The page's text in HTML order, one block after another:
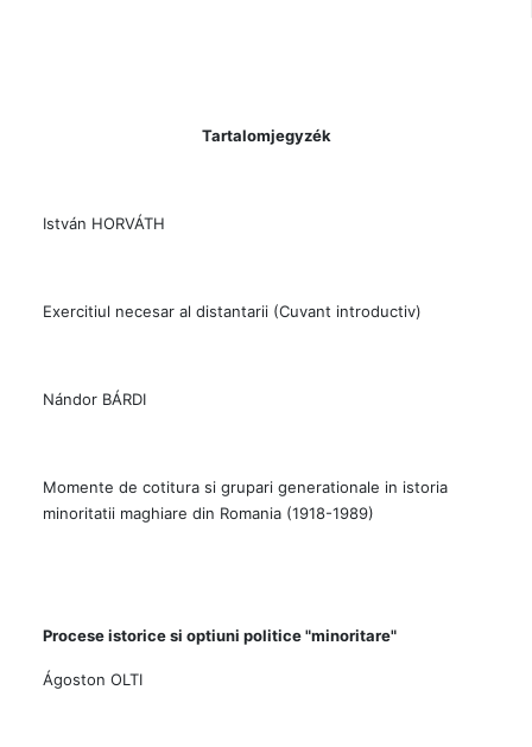
Tartalomjegyzék
István HORVÁTH
Exercitiul necesar al distantarii (Cuvant introductiv)
Nándor BÁRDI
Momente de cotitura si grupari generationale in istoria
minoritatii maghiare din Romania (1918-1989)
Procese istorice si optiuni politice "minoritare"
Ágoston OLTI